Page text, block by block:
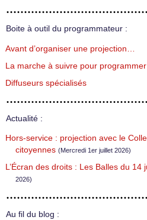
Boite à outil du programmateur :
Avant d’organiser une projection…
La marche à suivre pour
Diffuseurs spécialisés
Actualité :
Hors-service : projection avec le
citoyennes (Mercredi 1er juillet 2026)
L’Écran des droits : Les Balles du 14
2026)
Au fil du blog :